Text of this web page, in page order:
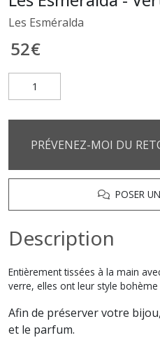
Les Esméralda
52€
PRÉVENEZ-MOI DU
POSER
Description
Entièrement tissées à la main
verre, elles ont leur style bohème
Afin de préserver votre
et le parfum.